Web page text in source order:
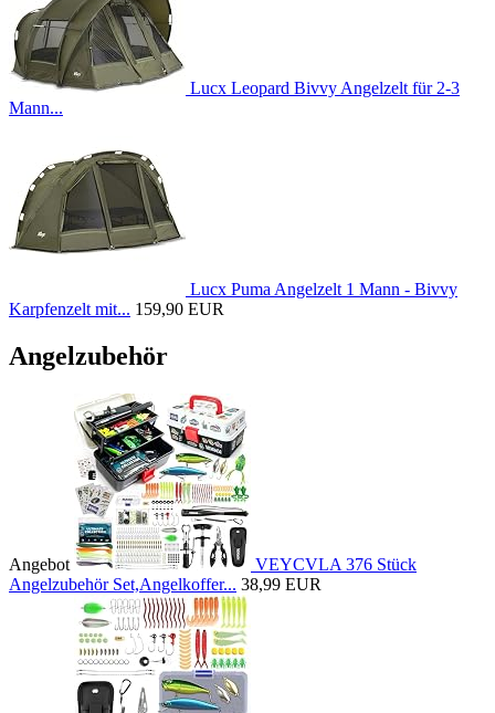
Lucx Leopard Bivvy Angelzelt für 2-3
Mann...
Lucx Puma Angelzelt 1 Mann - Bivvy
Karpfenzelt mit... 159,90 EUR
Angelzubehör
Angebot
VEYCVLA 376 Stück
Angelzubehör Set,Angelkoffer... 38,99 EUR